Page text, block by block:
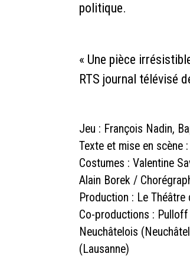
politique.
« Une pièce
RTS journal télévisé
Jeu : François Nadin,
Texte et mise en scène
Costumes : Valentine
Alain Borek /
Production : Le Théâtre
Co-productions : Pulloff
Neuchâtelois
(Lausanne)